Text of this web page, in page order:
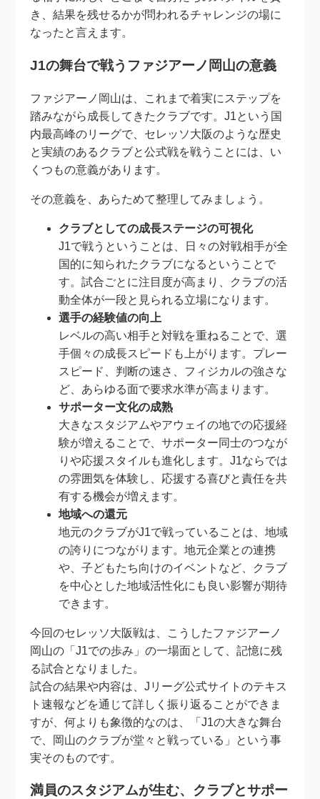
き、結果を残せるかが問われるチャレンジの場に
なったと言えます。
J1の舞台で戦うファジアーノ岡山の意義
ファジアーノ岡山は、これまで着実にステップを
踏みながら成長してきたクラブです。J1という国
内最高峰のリーグで、セレッソ大阪のような歴史
と実績のあるクラブと公式戦を戦うことには、い
くつもの意義があります。
その意義を、あらためて整理してみましょう。
クラブとしての成長ステージの可視化
J1で戦うということは、日々の対戦相手が全
国的に知られたクラブになるということで
す。試合ごとに注目度が高まり、クラブの活
動全体が一段と見られる立場になります。
選手の経験値の向上
レベルの高い相手と対戦を重ねることで、選
手個々の成長スピードも上がります。プレー
スピード、判断の速さ、フィジカルの強さな
ど、あらゆる面で要求水準が高まります。
サポーター文化の成熟
大きなスタジアムやアウェイの地での応援経
験が増えることで、サポーター同士のつなが
りや応援スタイルも進化します。J1ならでは
の雰囲気を体験し、応援する喜びと責任を共
有する機会が増えます。
地域への還元
地元のクラブがJ1で戦っていることは、地域
の誇りにつながります。地元企業との連携
や、子どもたち向けのイベントなど、クラブ
を中心とした地域活性化にも良い影響が期待
できます。
今回のセレッソ大阪戦は、こうしたファジアーノ
岡山の「J1での歩み」の一場面として、記憶に残
る試合となりました。
試合の結果や内容は、Jリーグ公式サイトのテキス
ト速報などを通じて詳しく振り返ることができま
すが、何よりも象徴的なのは、「J1の大きな舞台
で、岡山のクラブが堂々と戦っている」という事
実そのものです。
満員のスタジアムが生む、クラブとサポー